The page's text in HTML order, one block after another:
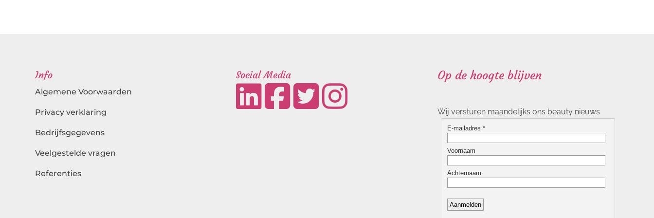
Info
Algemene Voorwaarden
Privacy verklaring
Bedrijfsgegevens
Veelgestelde vragen
Referenties
Social Media Op de hoogte blijven
Wij versturen maandelijks ons beauty nieuws